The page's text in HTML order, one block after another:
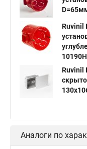
Ruvinil
Ruvinil
Аналоги по